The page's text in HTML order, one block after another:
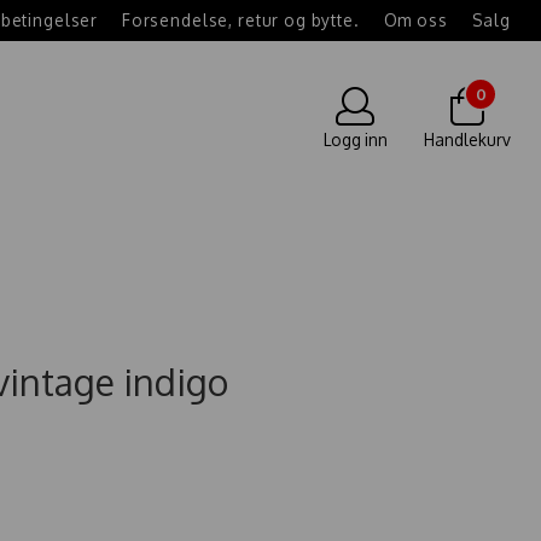
Forsendelse, retur og bytte. Om oss Salg
Logg inn
0
Handlekurv
indigo